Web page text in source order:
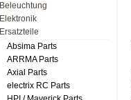
Beleuchtung
Elektronik
Ersatzteile
Absima Parts
ARRMA Parts
Axial Parts
electrix RC Parts